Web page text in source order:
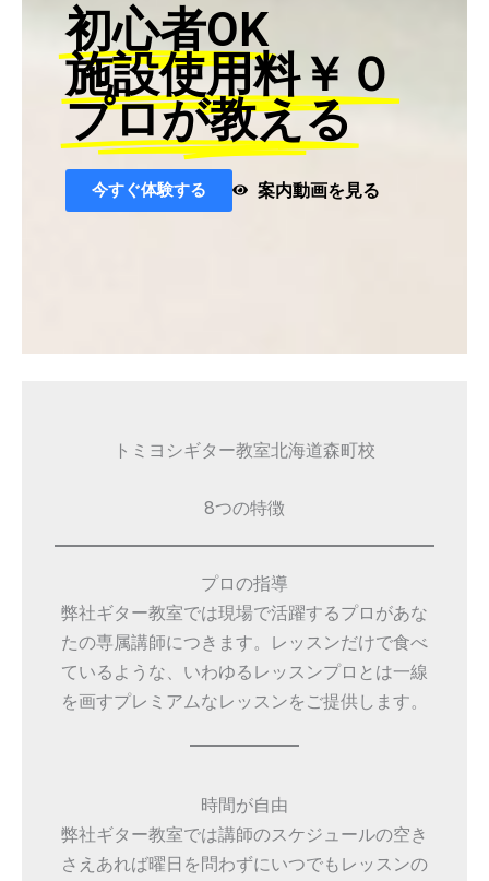
初心者OK
施設使用料￥０
プロが教える
今すぐ体験する 案内動画を見る
トミヨシギター教室北海道森町校
8つの特徴
プロの指導
弊社ギター教室では現場で活躍するプロがあな
たの専属講師につきます。レッスンだけで食べ
ているような、いわゆるレッスンプロとは一線
を画すプレミアムなレッスンをご提供します。
時間が自由
弊社ギター教室では講師のスケジュールの空き
さえあれば曜日を問わずにいつでもレッスンの